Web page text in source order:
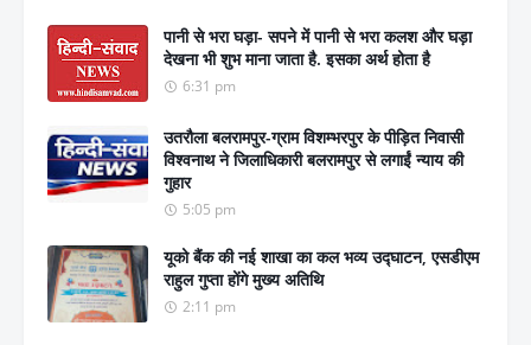
पानी से भरा घड़ा- सपने में पानी से भरा कलश और घड़ा
देखना भी शुभ माना जाता है. इसका अर्थ होता है
6:31 pm
उतरौला बलरामपुर-ग्राम विशम्भरपुर के पीड़ित निवासी
विश्वनाथ ने जिलाधिकारी बलरामपुर से लगाईं न्याय की
गुहार
5:05 pm
यूको बैंक की नई शाखा का कल भव्य उद्घाटन, एसडीएम
राहुल गुप्ता होंगे मुख्य अतिथि
2:11 pm